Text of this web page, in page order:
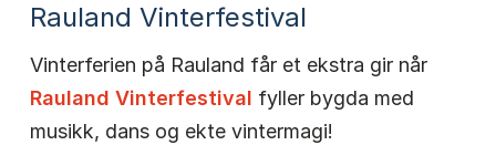
Rauland Vinterfestival
Vinterferien på Rauland får et ekstra gir når
Rauland Vinterfestival fyller bygda med
musikk, dans og ekte vintermagi!